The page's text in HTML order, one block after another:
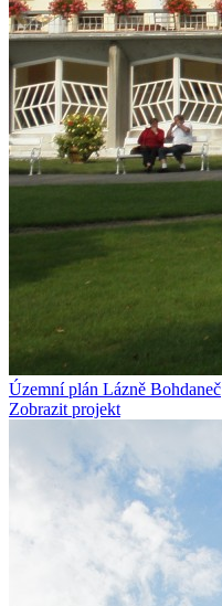
Územní plán Lázně Bohdaneč
Zobrazit projekt